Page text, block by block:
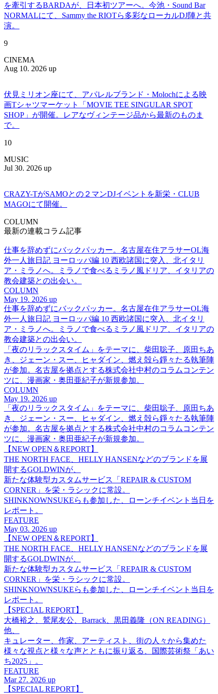
を牽引するBARDAが、日本初ツアーへ。今池・Sound Bar
NORMALにて、Sammy the RIOTら多彩なローカルDJ陣と共
演。
9
CINEMA
Aug 10. 2026 up
伏見ミリオン座にて、アパレルブランド・Molochによる映
画Tシャツマーケット「MOVIE TEE SINGULAR SPOT
SHOP」が開催。レアなヴィンテージ品から最新のものま
で。
10
MUSIC
Jul 30. 2026 up
CRAZY-TがSAMOとの２マンDJイベントを新栄・CLUB
MAGOにて開催。
COLUMN
最新の連載コラム記事
仕事を辞めずにバックパッカー。名古屋在住アラサーOL海
外一人旅日記 ヨーロッパ編 10 西欧諸国に突入、北イタリ
ア・ミラノへ。ミラノで食べるミラノ風ドリア、イタリアの
教会建築との出会い。
COLUMN
May 19. 2026 up
仕事を辞めずにバックパッカー。名古屋在住アラサーOL海
外一人旅日記 ヨーロッパ編 10 西欧諸国に突入、北イタリ
ア・ミラノへ。ミラノで食べるミラノ風ドリア、イタリアの
教会建築との出会い。
「夜のリラックスタイム」をテーマに、柴田聡子、原田ちあ
き、ジェーン・スー、ヒャダイン、燃え殻ら錚々たる執筆陣
が参加。名古屋を拠点とする株式会社中村のコラムコンテン
ツに、漫画家・奥田亜紀子が新規参加。
COLUMN
May 19. 2026 up
「夜のリラックスタイム」をテーマに、柴田聡子、原田ちあ
き、ジェーン・スー、ヒャダイン、燃え殻ら錚々たる執筆陣
が参加。名古屋を拠点とする株式会社中村のコラムコンテン
ツに、漫画家・奥田亜紀子が新規参加。
【NEW OPEN＆REPORT】
THE NORTH FACE、HELLY HANSENなどのブランドを展
開するGOLDWINが、
新たな体験型カスタムサービス「REPAIR & CUSTOM
CORNER」を栄・ラシックに常設。
SHINKNOWNSUKEらも参加した、ローンチイベント当日を
レポート。
FEATURE
May 03. 2026 up
【NEW OPEN＆REPORT】
THE NORTH FACE、HELLY HANSENなどのブランドを展
開するGOLDWINが、
新たな体験型カスタムサービス「REPAIR & CUSTOM
CORNER」を栄・ラシックに常設。
SHINKNOWNSUKEらも参加した、ローンチイベント当日を
レポート。
【SPECIAL REPORT】
大橋裕之、鷲尾友公、Barrack、黒田義隆（ON READING）
他、
キュレーター、作家、アーティスト、街の人々から集めた
様々な視点と様々な声とともに振り返る、国際芸術祭「あい
ち2025」。
FEATURE
Mar 27. 2026 up
【SPECIAL REPORT】